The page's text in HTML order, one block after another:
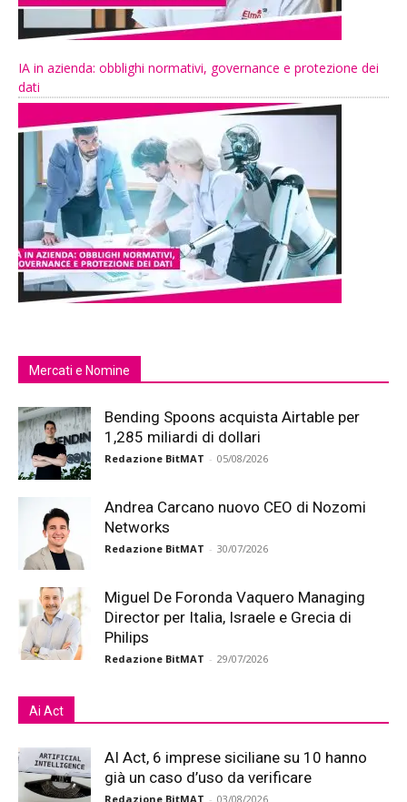
IA in azienda: obblighi normativi, governance e protezione dei
dati
Mercati e Nomine
Bending Spoons acquista Airtable per
1,285 miliardi di dollari
Redazione BitMAT - 05/08/2026
Andrea Carcano nuovo CEO di Nozomi
Networks
Redazione BitMAT - 30/07/2026
Miguel De Foronda Vaquero Managing
Director per Italia, Israele e Grecia di
Philips
Redazione BitMAT - 29/07/2026
Ai Act
AI Act, 6 imprese siciliane su 10 hanno
già un caso d’uso da verificare
Redazione BitMAT - 03/08/2026